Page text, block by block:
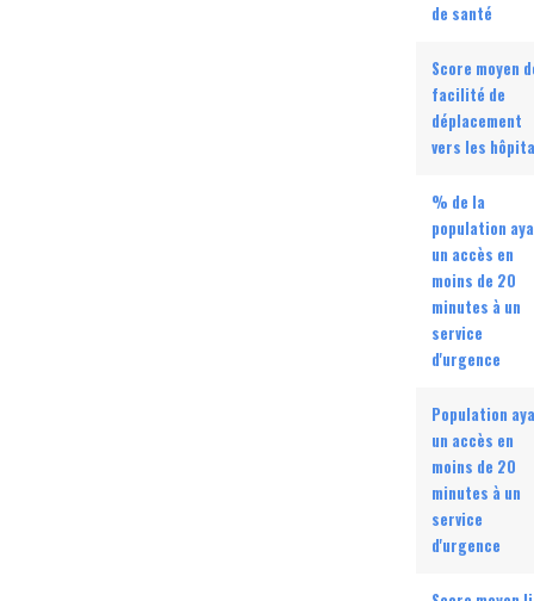
de santé
Score moyen
facilité de
déplacement
vers les
% de la
population
un accès en
moins de 20
minutes à un
service
d'urgence
Population
un accès en
moins de 20
minutes à un
service
d'urgence